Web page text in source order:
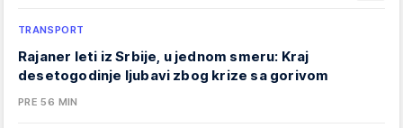
TRANSPORT
Rajaner leti iz Srbije, u jednom smeru: Kraj
desetogodinje ljubavi zbog krize sa gorivom
PRE 56 MIN